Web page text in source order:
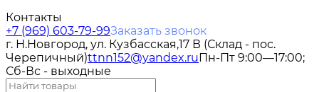
Контакты
+7 (969) 603-79-99Заказать звонок
г. Н.Новгород, ул. Кузбасская,17 В (Склад - пос.
Черепичный)ttnn152@yandex.ruПн-Пт 9:00—17:00;
Сб-Вс - выходные